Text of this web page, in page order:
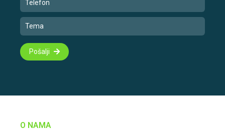
Pošalji
O NAMA